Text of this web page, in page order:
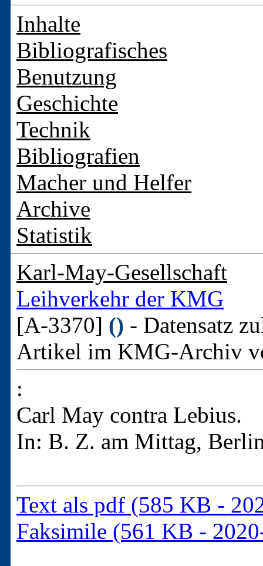
Inhalte
Bibliografisches
Benutzung
Geschichte
Technik
Bibliografien
Macher und Helfer
Archive
Statistik
Karl-May-Gesellschaft
Leihverkehr der KMG
[A-3370] () - Datensatz
Artikel im KMG-Archiv
:
Carl May contra Lebius.
In: B. Z. am Mittag,
Text als pdf (585 KB -
Faksimile (561 KB -